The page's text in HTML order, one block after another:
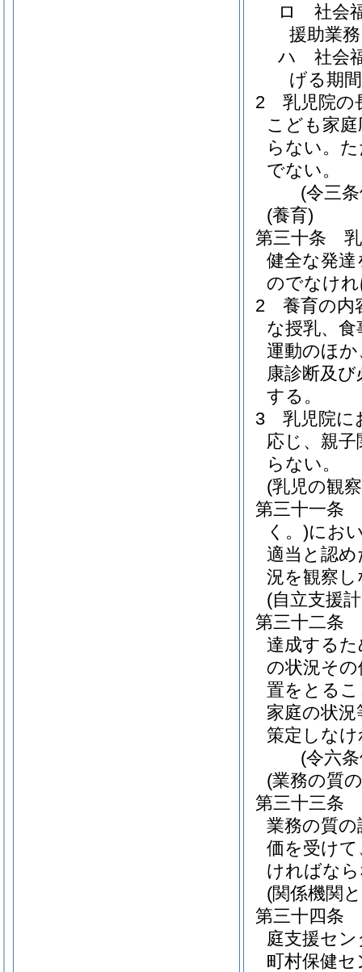
ロ
社会
援助業
ハ
社会
げる期
2
乳児院の
こども家
らない。
でない。
(令三
(養育)
第三十条
健全な発
のでなけ
2
養育の内
な授乳、
運動のほ
康診断及
する。
3
乳児院に
応じ、親
らない。
(乳児の観
第三十一条
く。)にお
適当と認
況を観察
(自立支援
第三十二条
達成する
の状況そ
置をとる
家庭の状
策定しな
(令六
(業務の質
第三十三条
業務の質
価を受け
ければな
(関係機関
第三十四条
庭支援セ
町村保健